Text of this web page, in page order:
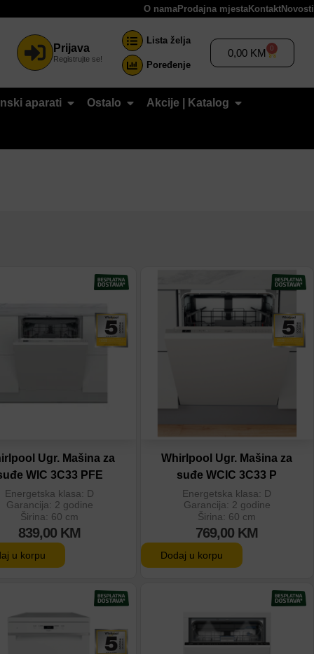
O nama Prodajna mjesta KontaktNovosti
Prijava
Registrujte se!
Lista želja
Poređenje
0,00 KM 0
aparati Ostalo Akcije | Katalog
u poređenje
Ugr. Mašina za
WIC 3C33 PFE
Energetska klasa: D
Garancija: 2 godine
Širina: 60 cm
839,00 KM
u korpu
Dodaj u poređenje
Dodaj na listu
Whirlpool Ugr. Mašina za
suđe WCIC 3C33 P
Energetska klasa: D
Garancija: 2 godine
Širina: 60 cm
769,00 KM
Dodaj u korpu
u poređenje Dodaj u poređenje